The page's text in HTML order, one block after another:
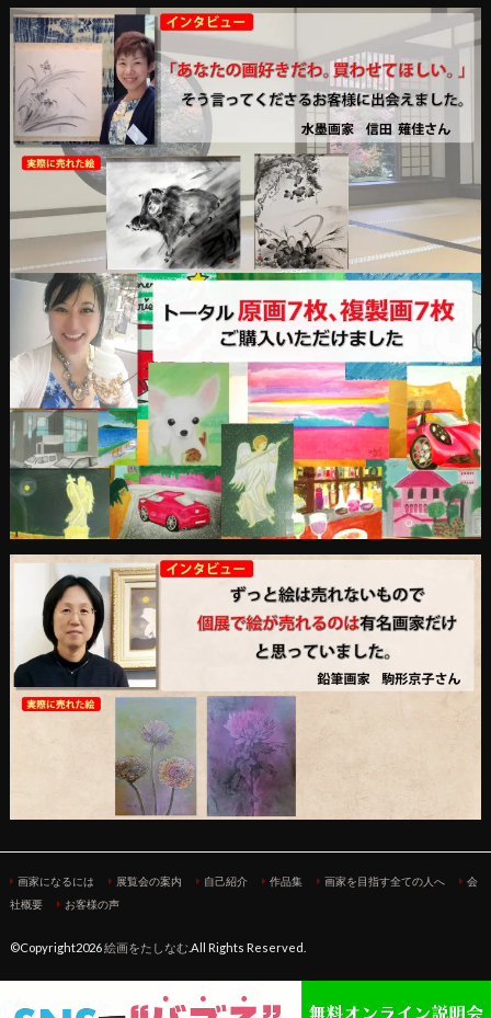
画家になるには 展覧会の案内 自己紹介 作品集 画家を目指す全ての人へ
会
社概要
お客様の声
©Copyright2026絵画をたしなむ.All Rights Reserved.